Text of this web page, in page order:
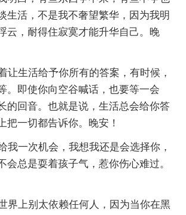
生活，不是我不奢望繁华，因为我明
云，耐得住寂寞才能升华自己。晚
让生活给予你所有的答案，有时候，
。即使你向空谷喊话，也要等一会
的回音。也就是说，生活总会给你答
把一切都告诉你。晚安！
我一次机会，我想我还是会选择你，
会总是耍着孩子气，惹你伤心难过。
界上别太依赖任何人，因为当你在黑